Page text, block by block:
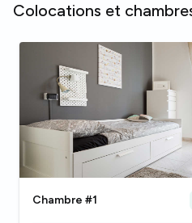
Colocations et
Chambre #1